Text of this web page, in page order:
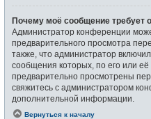
Почему моё сообщение требует
Администратор конференции
предварительного просмотра
также, что администратор
сообщения которых, по его или
предварительно просмотрены
свяжитесь с администратором
дополнительной информации.
Вернуться к началу